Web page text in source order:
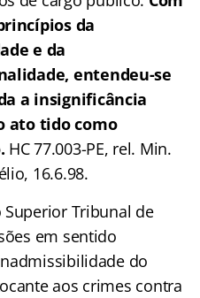
da
e da
entendeu-se
a insignificância
ato tido como
HC 77.003-PE, rel. Min.
16.6.98.
Tribunal de
em sentido
do
aos crimes contra